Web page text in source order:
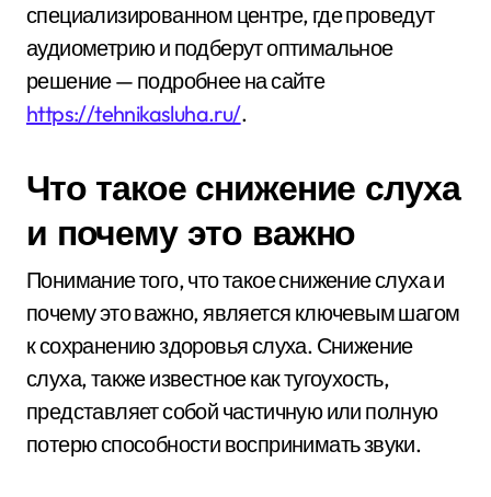
специализированном центре, где проведут
аудиометрию и подберут оптимальное
решение — подробнее на сайте
https://tehnikasluha.ru/.
Что такое снижение слуха
и почему это важно
Понимание того, что такое снижение слуха и
почему это важно, является ключевым шагом
к сохранению здоровья слуха. Снижение
слуха, также известное как тугоухость,
представляет собой частичную или полную
потерю способности воспринимать звуки.